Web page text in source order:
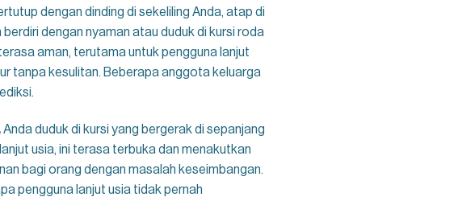
dengan dinding di sekeliling Anda, atap di
dengan nyaman atau duduk di kursi roda
aman, terutama untuk pengguna lanjut
tanpa kesulitan. Beberapa anggota keluarga
Anda duduk di kursi yang bergerak di sepanjang
usia, ini terasa terbuka dan menakutkan
bagi orang dengan masalah keseimbangan.
pengguna lanjut usia tidak pernah